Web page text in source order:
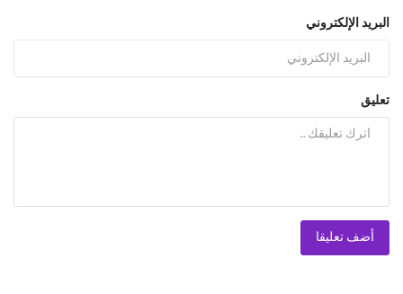
البريد الإلكتروني
تعليق
أضف تعليقا